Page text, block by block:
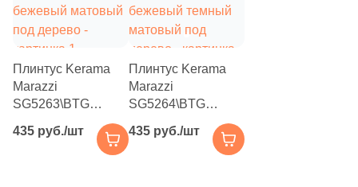
12.4x39.3 (
Плинтус Kerama
Marazzi
SG5263\BTG
Монтиони 39,6x8
бежевый матовый
435 руб./шт
Плинтус Kerama
Marazzi
SG5264\BTG
Монтиони 39,6x8
бежевый темный
435 руб./шт